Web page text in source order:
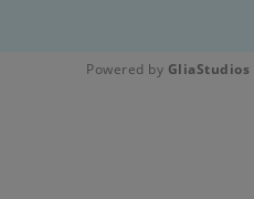
Powered by GliaStudios